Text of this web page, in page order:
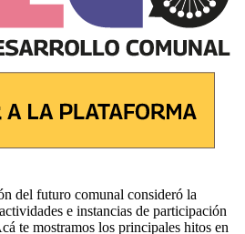
del futuro comunal consideró la
e instancias de participación
te mostramos los principales hitos en